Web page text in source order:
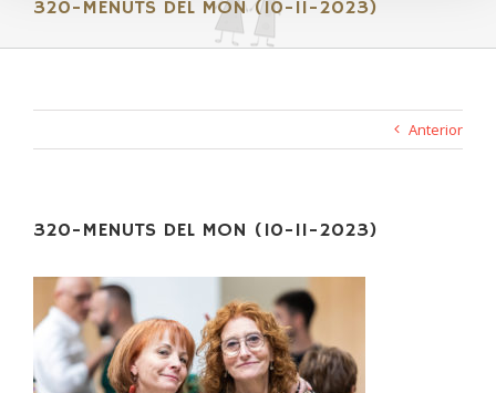
320-MENUTS DEL MON (10-11-2023)
Anterior
320-MENUTS DEL MON (10-11-2023)